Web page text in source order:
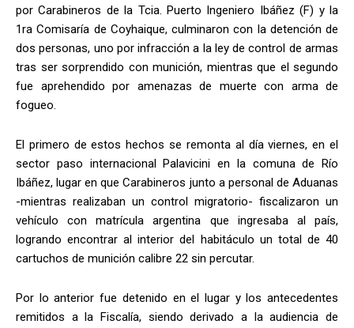
por Carabineros de la Tcia. Puerto Ingeniero Ibáñez (F) y la
1ra Comisaría de Coyhaique, culminaron con la detención de
dos personas, uno por infracción a la ley de control de armas
tras ser sorprendido con munición, mientras que el segundo
fue aprehendido por amenazas de muerte con arma de
fogueo.
El primero de estos hechos se remonta al día viernes, en el
sector paso internacional Palavicini en la comuna de Río
Ibáñez, lugar en que Carabineros junto a personal de Aduanas
-mientras realizaban un control migratorio- fiscalizaron un
vehículo con matrícula argentina que ingresaba al país,
logrando encontrar al interior del habitáculo un total de 40
cartuchos de munición calibre 22 sin percutar.
Por lo anterior fue detenido en el lugar y los antecedentes
remitidos a la Fiscalía, siendo derivado a la audiencia de